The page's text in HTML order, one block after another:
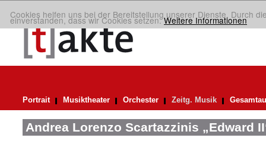
Cookies helfen uns bei der Bereitstellung unserer Dienste. Durch
einverstanden, dass wir Cookies setzen.Weitere Informationen
Portrait Musiktheater Orchester Zeitg. Musik
Andrea Lorenzo Scartazzinis „Edward